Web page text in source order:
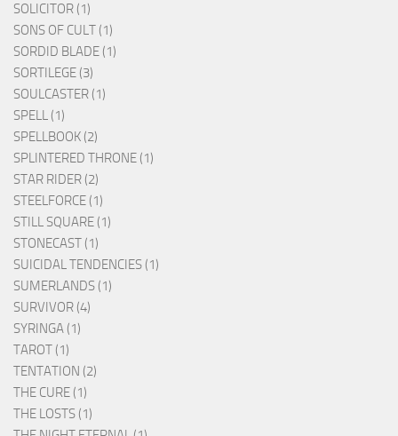
SOLICITOR (1)
SONS OF CULT (1)
SORDID BLADE (1)
SORTILEGE (3)
SOULCASTER (1)
SPELL (1)
SPELLBOOK (2)
SPLINTERED THRONE (1)
STAR RIDER (2)
STEELFORCE (1)
STILL SQUARE (1)
STONECAST (1)
SUICIDAL TENDENCIES (1)
SUMERLANDS (1)
SURVIVOR (4)
SYRINGA (1)
TAROT (1)
TENTATION (2)
THE CURE (1)
THE LOSTS (1)